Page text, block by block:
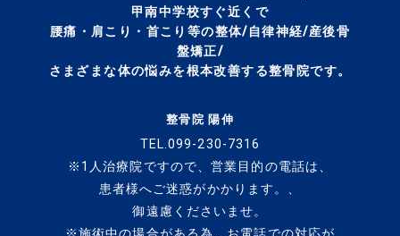
甲南中学校すぐ近くで
腰痛・肩こり・首こり等の整体/自律神経/産後骨
盤矯正/
さまざまな体の悩みを根本改善する整骨院です。
整骨院 陽伸
TEL.099-230-7316
※1人治療院ですので、営業目的の電話は、
患者様へご迷惑がかかります。、
御遠慮くださいませ。